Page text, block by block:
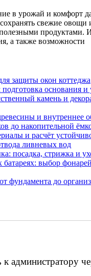
в урожай и комфорт
свежие овощи
продуктами.
а также возможности
защиты окон коттеджа
основания и
камень и
и внутреннее
до накопительной
и расчёт
ливневых вод
посадка, стрижка и
выбор
фундамента до
администратору